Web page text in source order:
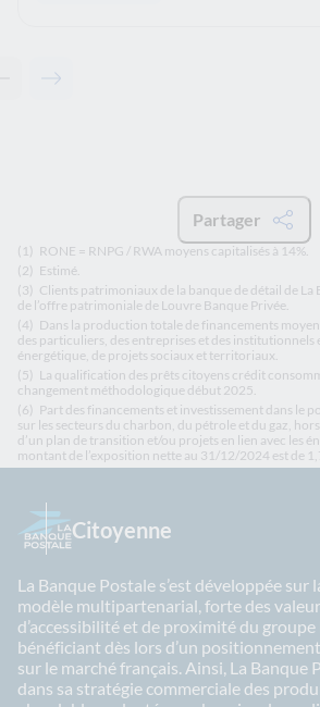
Contenu précédent - A lire également
Contenu suivant - A lire également
Partager
(1) RONE = RNPG / RWA moyens capitalisés à 14%.
(2) Estimé.
(3) Clients patrimoniaux de la banque de détail de
de l’offre patrimoniale de Louvre Banque Privée.
(4) Dans la production totale de financements
des particuliers, des entreprises et des institutionnels
énergétique, de projets sociaux et territoriaux.
(5) La qualification des prêts citoyens crédit
changement méthodologique début 2025.
(6) Part des financements et investissement dans le
sur les secteurs du charbon, du pétrole et du gaz,
d’un plan de transition et/ou projets en lien avec les
montant de l’exposition nette au 31/12/2024 est de
Citoyenne
La Banque Postale s’est développée sur
modèle multipartenarial, forte des
d’accessibilité et de proximité du groupe
bénéficiant dès lors d’un
sur le marché français. Ainsi, La Banque
dans sa stratégie commerciale des